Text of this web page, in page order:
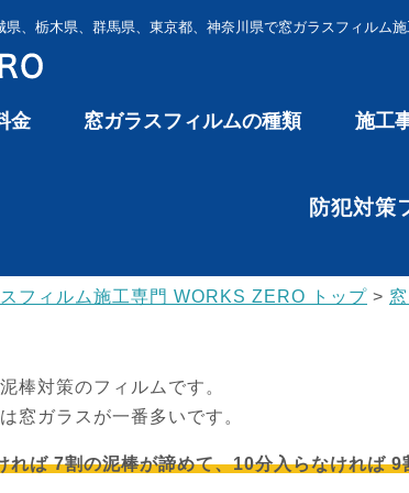
、栃木県、群馬県、東京都、神奈川県で窓ガラスフィルム施
金 窓ガラスフィルムの種類 施工
防犯対策
フィルム施工専門 WORKS ZERO トップ >
棒対策のフィルムです。
窓ガラスが一番多いです。
れば 7割の泥棒が諦めて、10分入らなければ